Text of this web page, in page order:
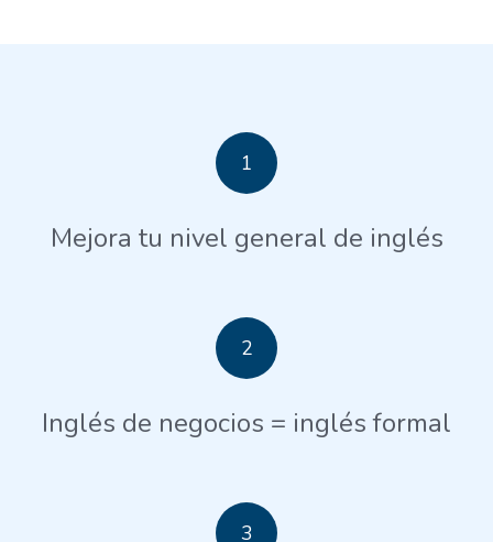
1
Mejora tu nivel general de inglés
2
Inglés de negocios = inglés formal
3